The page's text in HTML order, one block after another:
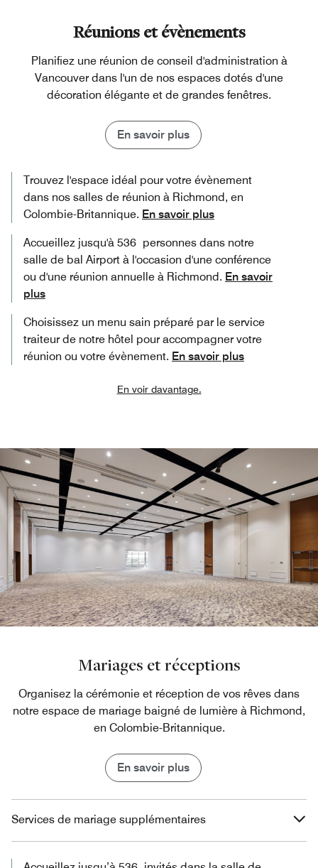
Réunions et évènements
Planifiez une réunion de conseil d'administration à
Vancouver dans l'un de nos espaces dotés d'une
décoration élégante et de grandes fenêtres.
En savoir plus
Trouvez l'espace idéal pour votre évènement
dans nos salles de réunion à Richmond, en
Colombie-Britannique. En savoir plus
Accueillez jusqu'à 536 personnes dans notre
salle de bal Airport à l'occasion d'une conférence
ou d'une réunion annuelle à Richmond. En savoir
plus
Choisissez un menu sain préparé par le service
traiteur de notre hôtel pour accompagner votre
réunion ou votre évènement. En savoir plus
En voir davantage.
Mariages et réceptions
Organisez la cérémonie et réception de vos rêves dans
notre espace de mariage baigné de lumière à Richmond,
en Colombie-Britannique.
En savoir plus
Services de mariage supplémentaires